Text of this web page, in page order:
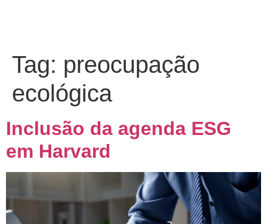
Tag: preocupação
ecológica
Inclusão da agenda ESG
em Harvard